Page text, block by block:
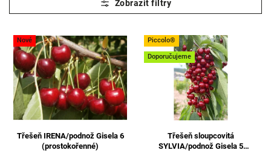
Nejdražší
Nejprodávanější
Abecedně
Nové
Třešeň IRENA/podnož Gisela 6
(prostokořenné)
Piccolo®
Doporučujeme
Třešeň sloupcovitá
SYLVIA/podnož Gisela 5